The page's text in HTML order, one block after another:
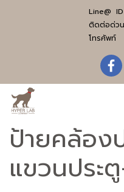
Line@
ติดต่อด่ว
โทรศัพท์
ป้ายคล้อง
แขวนประ